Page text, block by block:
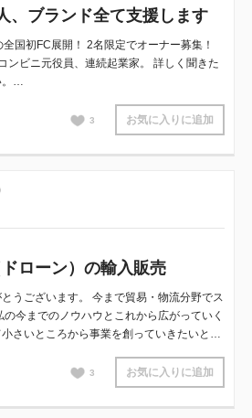
、ブランド全て支援します
国初FC展開！ 2名限定でオーナー募集！
ンビニ元役員、連続起業家。 詳しく聞きた
。…
3 お気に入りに追加
ローン）の輸入販売
うございます。 今まで貿易・物流分野でス
今までのノウハウとこれから広がっていく
小さいところから事業を創っていきたいと…
3 お気に入りに追加